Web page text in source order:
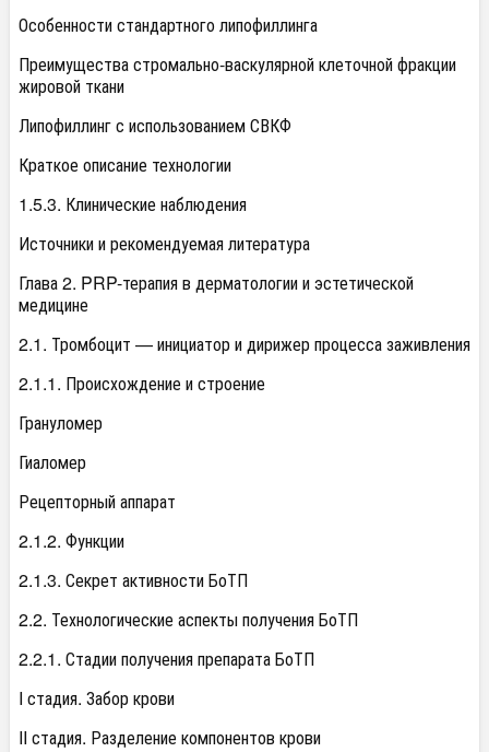
Особенности стандартного липофиллинга
Преимущества стромально-васкулярной клеточной фракции
жировой ткани
Липофиллинг с использованием СВКФ
Краткое описание технологии
1.5.3. Клинические наблюдения
Источники и рекомендуемая литература
Глава 2. PRP-терапия в дерматологии и эстетической
медицине
2.1. Тромбоцит — инициатор и дирижер процесса заживления
2.1.1. Происхождение и строение
Грануломер
Гиаломер
Рецепторный аппарат
2.1.2. Функции
2.1.3. Секрет активности БоТП
2.2. Технологические аспекты получения БоТП
2.2.1. Стадии получения препарата БоТП
I стадия. Забор крови
II стадия. Разделение компонентов крови